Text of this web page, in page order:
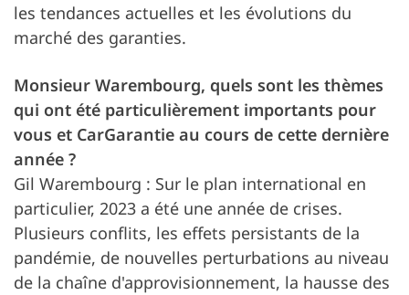
les tendances actuelles et les évolutions du
marché des garanties.
Monsieur Warembourg, quels sont les thèmes
qui ont été particulièrement importants pour
vous et CarGarantie au cours de cette dernière
année ?
Gil Warembourg : Sur le plan international en
particulier, 2023 a été une année de crises.
Plusieurs conflits, les effets persistants de la
pandémie, de nouvelles perturbations au niveau
de la chaîne d'approvisionnement, la hausse des